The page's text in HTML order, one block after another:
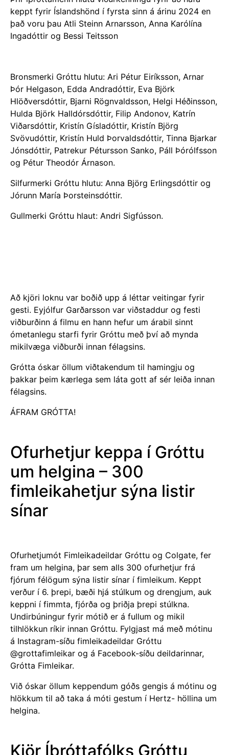
keppt fyrir Íslandshönd í fyrsta sinn á árinu 2024 en
það voru þau Atli Steinn Arnarsson, Anna Karólína
Ingadóttir og Bessi Teitsson
Bronsmerki Gróttu hlutu: Ari Pétur Eiríksson, Arnar
Þór Helgason, Edda Andradóttir, Eva Björk
Hlöðversdóttir, Bjarni Rögnvaldsson, Helgi Héðinsson,
Hulda Björk Halldórsdóttir, Filip Andonov, Katrín
Viðarsdóttir, Kristín Gísladóttir, Kristín Björg
Svövudóttir, Kristín Huld Þorvaldsdóttir, Tinna Bjarkar
Jónsdóttir, Patrekur Pétursson Sanko, Páll Þórólfsson
og Pétur Theodór Árnason.
Silfurmerki Gróttu hlutu: Anna Björg Erlingsdóttir og
Jórunn María Þorsteinsdóttir.
Gullmerki Gróttu hlaut: Andri Sigfússon.
Að kjöri loknu var boðið upp á léttar veitingar fyrir
gesti. Eyjólfur Garðarsson var viðstaddur og festi
viðburðinn á filmu en hann hefur um árabil sinnt
ómetanlegu starfi fyrir Gróttu með því að mynda
mikilvæga viðburði innan félagsins.
Grótta óskar öllum viðtakendum til hamingju og
þakkar þeim kærlega sem láta gott af sér leiða innan
félagsins.
ÁFRAM GRÓTTA!
Ofurhetjur keppa í Gróttu
um helgina – 300
fimleikahetjur sýna listir
sínar
Ofurhetjumót Fimleikadeildar Gróttu og Colgate, fer
fram um helgina, þar sem alls 300 ofurhetjur frá
fjórum félögum sýna listir sínar í fimleikum. Keppt
verður í 6. þrepi, bæði hjá stúlkum og drengjum, auk
keppni í fimmta, fjórða og þriðja þrepi stúlkna.
Undirbúningur fyrir mótið er á fullum og mikil
tilhlökkun ríkir innan Gróttu. Fylgjast má með mótinu
á Instagram-síðu fimleikadeildar Gróttu
@grottafimleikar og á Facebook-síðu deildarinnar,
Grótta Fimleikar.
Við óskar öllum keppendum góðs gengis á mótinu og
hlökkum til að taka á móti gestum í Hertz- höllina um
helgina.
Kjör Íþróttafólks Gróttu